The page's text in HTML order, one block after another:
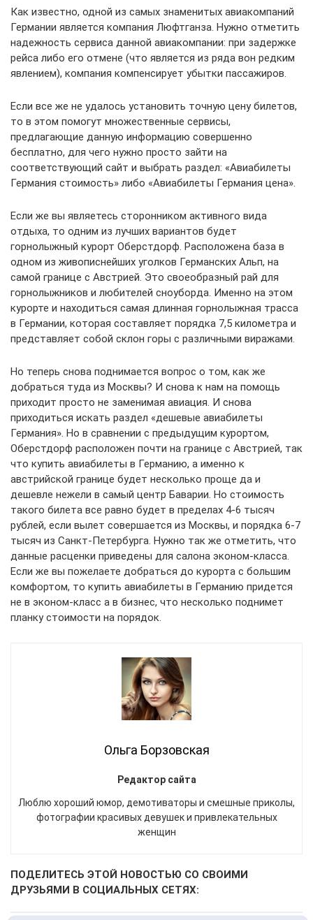
Как известно, одной из самых знаменитых авиакомпаний
Германии является компания Люфтганза. Нужно отметить
надежность сервиса данной авиакомпании: при задержке
рейса либо его отмене (что является из ряда вон редким
явлением), компания компенсирует убытки пассажиров.
Если все же не удалось установить точную цену билетов,
то в этом помогут множественные сервисы,
предлагающие данную информацию совершенно
бесплатно, для чего нужно просто зайти на
соответствующий сайт и выбрать раздел: «Авиабилеты
Германия стоимость» либо «Авиабилеты Германия цена».
Если же вы являетесь сторонником активного вида
отдыха, то одним из лучших вариантов будет
горнолыжный курорт Оберстдорф. Расположена база в
одном из живописнейших уголков Германских Альп, на
самой границе с Австрией. Это своеобразный рай для
горнолыжников и любителей сноуборда. Именно на этом
курорте и находиться самая длинная горнолыжная трасса
в Германии, которая составляет порядка 7,5 километра и
представляет собой склон горы с различными виражами.
Но теперь снова поднимается вопрос о том, как же
добраться туда из Москвы? И снова к нам на помощь
приходит просто не заменимая авиация. И снова
приходиться искать раздел «дешевые авиабилеты
Германия». Но в сравнении с предыдущим курортом,
Оберстдорф расположен почти на границе с Австрией, так
что купить авиабилеты в Германию, а именно к
австрийской границе будет несколько проще да и
дешевле нежели в самый центр Баварии. Но стоимость
такого билета все равно будет в пределах 4-6 тысяч
рублей, если вылет совершается из Москвы, и порядка 6-7
тысяч из Санкт-Петербурга. Нужно так же отметить, что
данные расценки приведены для салона эконом-класса.
Если же вы пожелаете добраться до курорта с большим
комфортом, то купить авиабилеты в Германию придется
не в эконом-класс а в бизнес, что несколько поднимет
планку стоимости на порядок.
Ольга Борзовская
Редактор сайта
Люблю хороший юмор, демотиваторы и смешные приколы,
фотографии красивых девушек и привлекательных
женщин
ПОДЕЛИТЕСЬ ЭТОЙ НОВОСТЬЮ СО СВОИМИ
ДРУЗЬЯМИ В СОЦИАЛЬНЫХ СЕТЯХ: